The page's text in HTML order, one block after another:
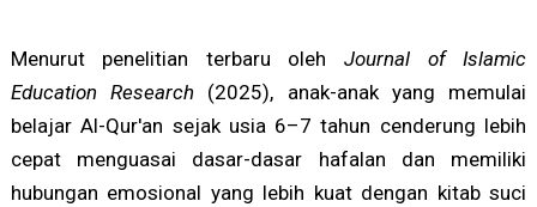
Menurut penelitian terbaru olehJournal of Islamic
Education Research (2025), anak-anak yang memulai
belajar Al-Qur'an sejak usia 6–7 tahun cenderung lebih
cepat menguasai dasar-dasar hafalan dan memiliki
hubungan emosional yang lebih kuat dengan kitab suci